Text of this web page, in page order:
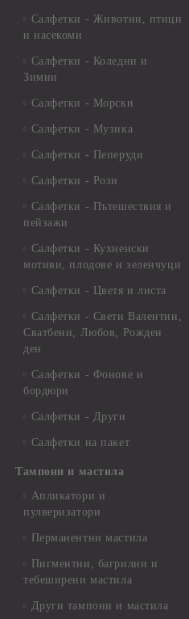
Салфетки - Животни, птици
и насекоми
Салфетки - Коледни и
Зимни
Салфетки - Морски
Салфетки - Музика
Салфетки - Пеперуди
Салфетки - Рози
Салфетки - Пътешествия и
пейзажи
Салфетки - Кухненски
мотиви, плодове и зеленчуци
Салфетки - Цветя и листа
Салфетки - Свети Валентин,
Сватбени, Любов, Рожден
ден
Салфетки - Фонове и
бордюри
Салфетки - Други
Салфетки на пакет
Тампони и мастила
Апликатори и
пулверизатори
Перманентни мастила
Пигментни, багрилни и
тебеширени мастила
Други тампони и мастила